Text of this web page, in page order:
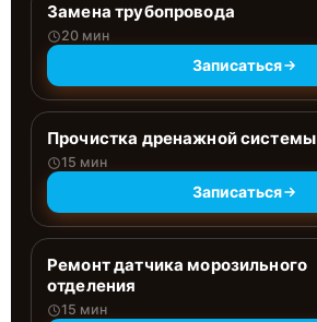
Замена трубопровода
20 мин
Записаться
Прочистка дренажной системы
15 мин
Записаться
Ремонт датчика морозильного
отделения
15 мин